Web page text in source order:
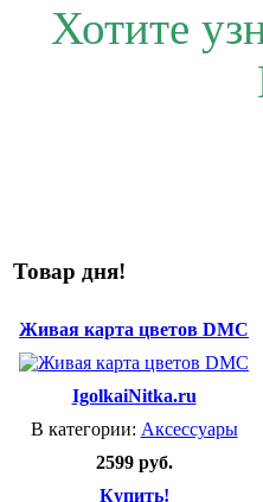
Хотите
Товар дня!
Живая карта цветов DMC
IgolkaiNitka.ru
В категории: Аксессуары
2599 руб.
Купить!